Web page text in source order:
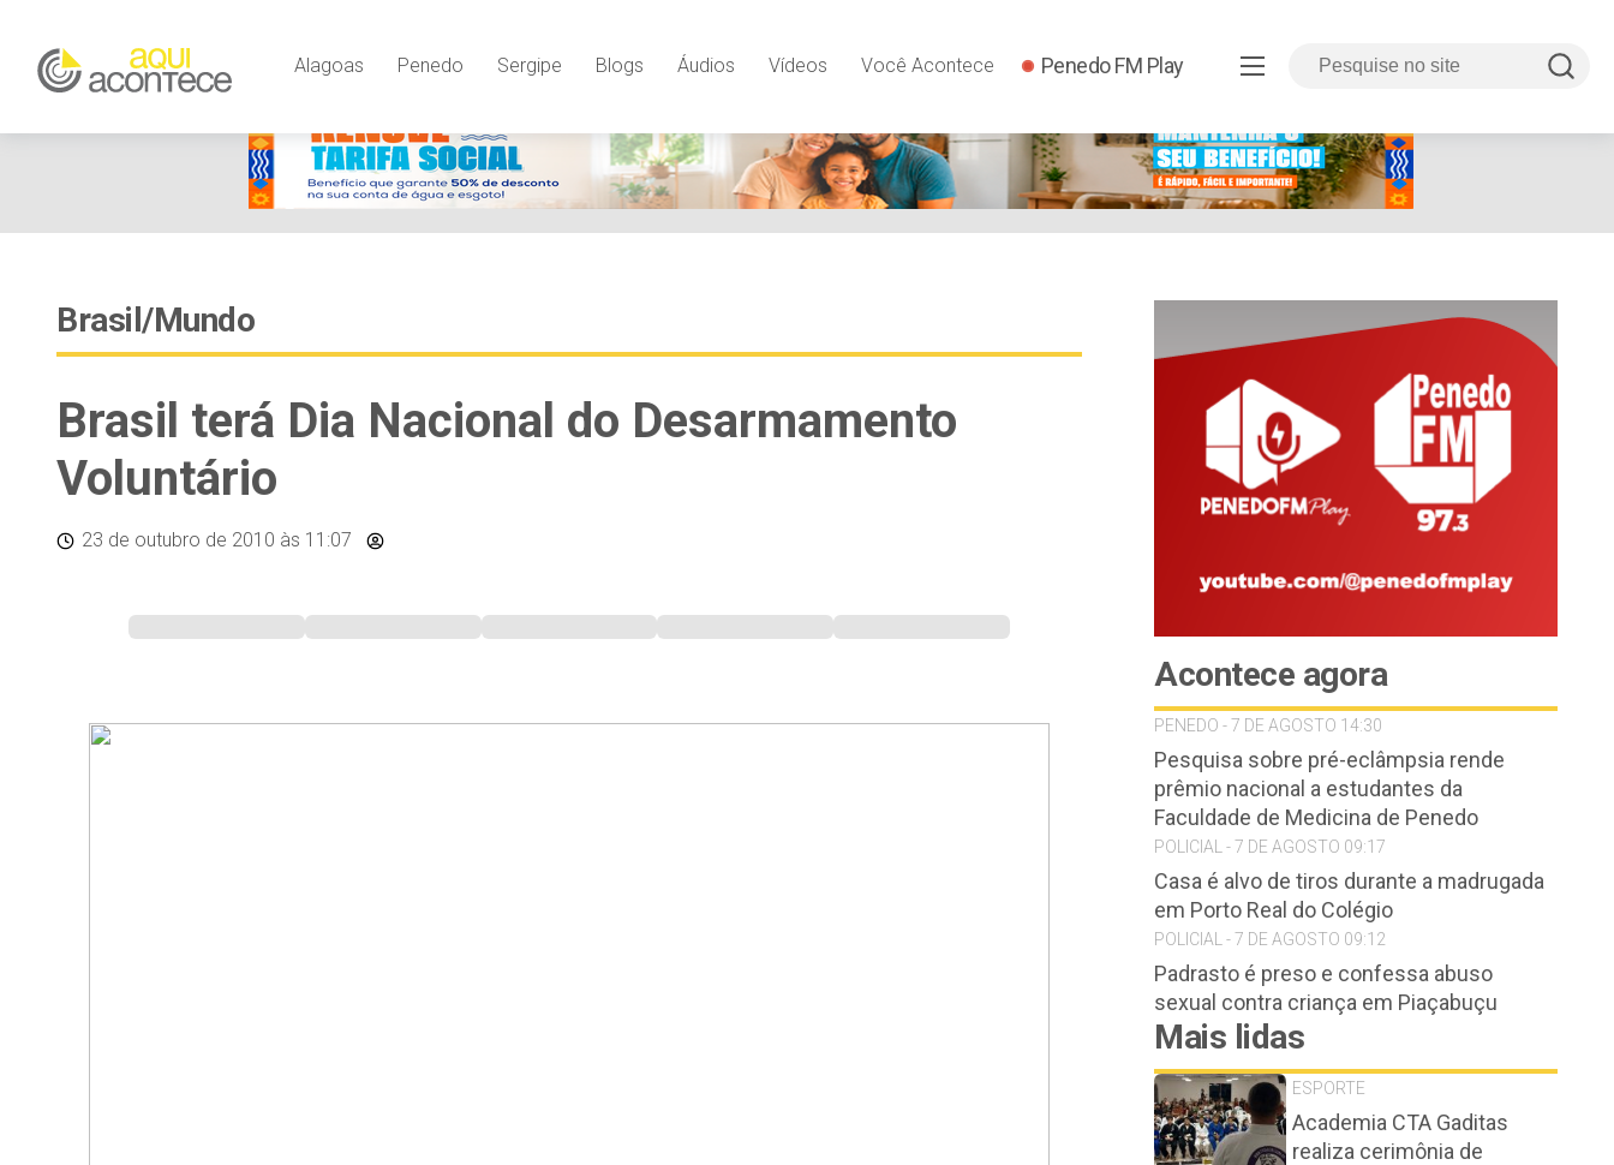
Alagoas Penedo Sergipe Blogs Áudios Vídeos Você Acontece Penedo FM Play
Brasil/Mundo
Brasil terá Dia Nacional do Desarmamento
Voluntário
23 de outubro de 2010 às 11:07
Acontece agora
PENEDO - 7 DE AGOSTO 14:30
Pesquisa sobre pré-eclâmpsia rende
prêmio nacional a estudantes da
Faculdade de Medicina de Penedo
POLICIAL - 7 DE AGOSTO 09:17
Casa é alvo de tiros durante a madrugada
em Porto Real do Colégio
POLICIAL - 7 DE AGOSTO 09:12
Padrasto é preso e confessa abuso
sexual contra criança em Piaçabuçu
Mais lidas
ESPORTE
Academia CTA Gaditas
realiza cerimônia de